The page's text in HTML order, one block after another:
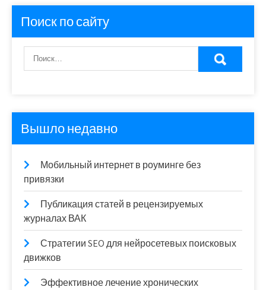
Поиск по сайту
Вышло недавно
Мобильный интернет в роуминге без
привязки
Публикация статей в рецензируемых
журналах ВАК
Стратегии SEO для нейросетевых поисковых
движков
Эффективное лечение хронических